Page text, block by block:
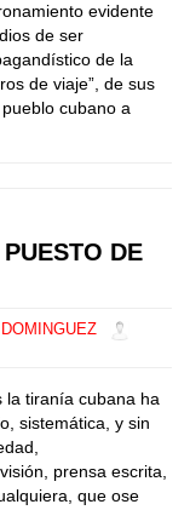
evidente
de ser
de la
de viaje”, de sus
cubano a
DE
tiranía cubana ha
sistemática, y sin
prensa escrita,
que ose